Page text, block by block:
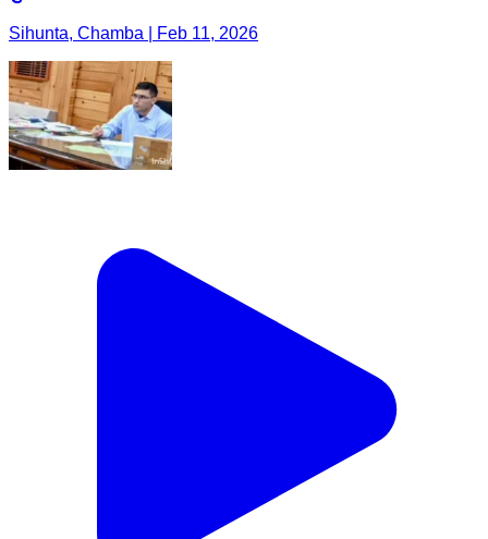
Sihunta, Chamba | Feb 11, 2026